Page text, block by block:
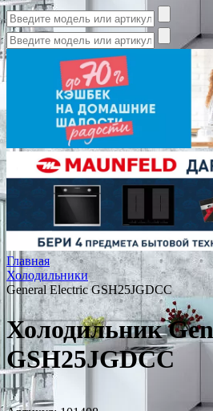
Главная
Холодильники
General Electric GSH25JGDCC
Холодильник
GSH25JGDCC